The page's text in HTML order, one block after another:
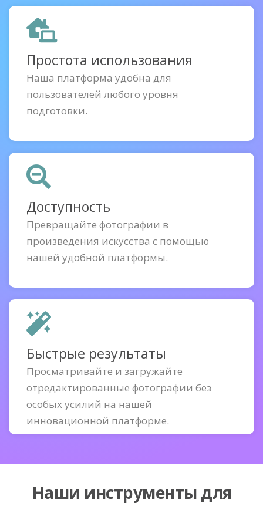
Простота использования
Наша платформа удобна для
пользователей любого уровня
подготовки.
Доступность
Превращайте фотографии в
произведения искусства с помощью
нашей удобной платформы.
Быстрые результаты
Просматривайте и загружайте
отредактированные фотографии без
особых усилий на нашей
инновационной платформе.
Наши инструменты для